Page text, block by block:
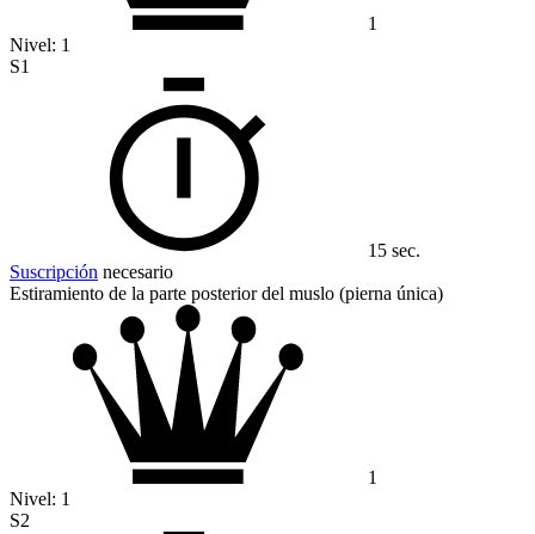
1
Nivel: 1
S1
15 sec.
Suscripción necesario
Estiramiento de la parte posterior del muslo (pierna única)
1
Nivel: 1
S2